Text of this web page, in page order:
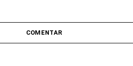
COMENTAR